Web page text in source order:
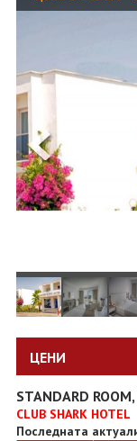
ФИРМЕНИ
0700 144 34
ПОСЛЕДВАЙТЕ НИ
ЦЕНИ
STANDARD
CLUB SHARK HOTEL
Последната